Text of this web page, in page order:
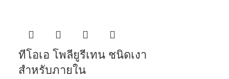
ทีโอเอ โพลียูรีเทน ชนิดเงา
สำหรับภายใน